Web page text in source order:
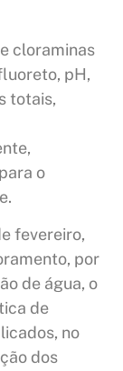
cloraminas
pH,
totais,
o
fevereiro,
por
de água, o
de
no
dos